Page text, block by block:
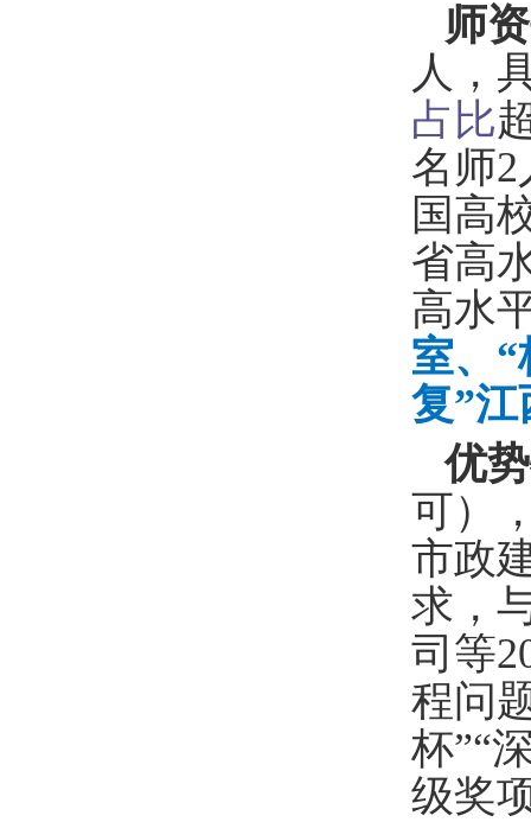
师
人，
占比
名师
国高
省高
高水
室、
复”江
优
可）
市政
求，
司等
程问
杯”“
级奖